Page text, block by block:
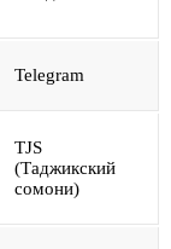
Telegram
TJS
(Таджикский
сомони)